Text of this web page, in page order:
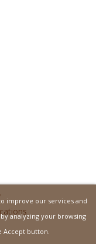
improve our services and
analyzing your browsing
Accept button.